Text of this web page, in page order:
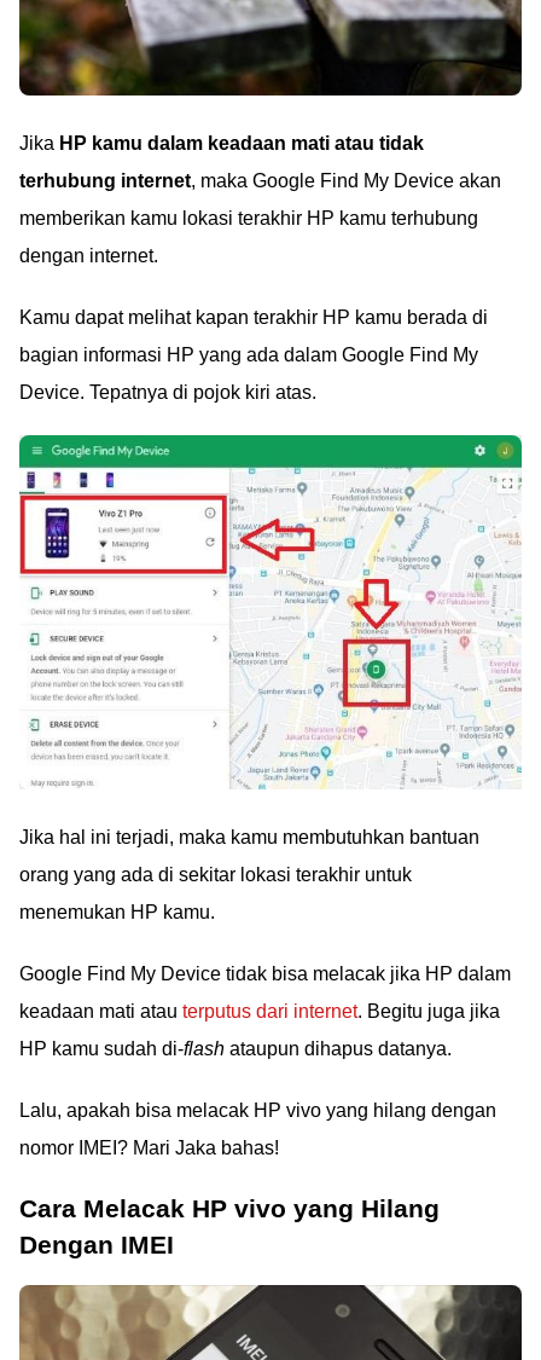
Jika HP kamu dalam keadaan mati atau tidak
terhubung internet, maka Google Find My Device akan
memberikan kamu lokasi terakhir HP kamu terhubung
dengan internet.
Kamu dapat melihat kapan terakhir HP kamu berada di
bagian informasi HP yang ada dalam Google Find My
Device. Tepatnya di pojok kiri atas.
Jika hal ini terjadi, maka kamu membutuhkan bantuan
orang yang ada di sekitar lokasi terakhir untuk
menemukan HP kamu.
Google Find My Device tidak bisa melacak jika HP dalam
keadaan mati atau terputus dari internet. Begitu juga jika
HP kamu sudah di-flash ataupun dihapus datanya.
Lalu, apakah bisa melacak HP vivo yang hilang dengan
nomor IMEI? Mari Jaka bahas!
Cara Melacak HP vivo yang Hilang
Dengan IMEI